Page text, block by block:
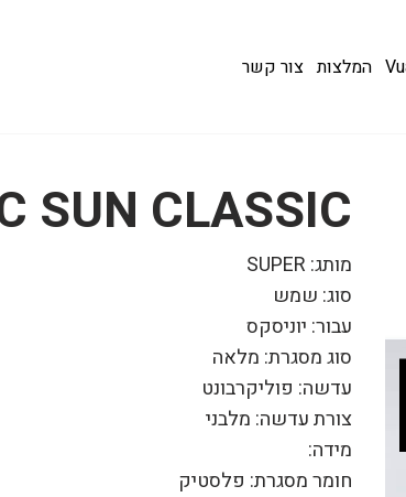
המלצות צור קשר
SUN CLASSIC
מותג: SUPER
סוג: שמש
עבור: יוניסקס
סוג מסגרת: מלאה
עדשה: פוליקרבונט
צורת עדשה: מלבני
מידה:
חומר מסגרת: פלסטיק